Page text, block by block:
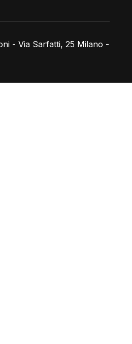
- Via Sarfatti, 25 Milano -